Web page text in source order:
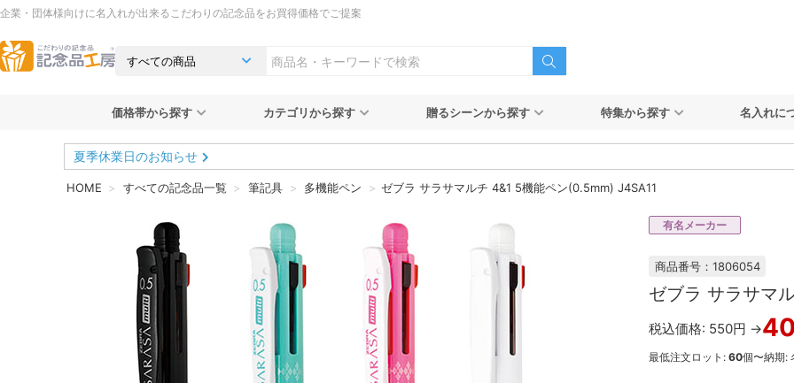
企業・団体様向けに名入れが出来るこだわりの記念品をお買得価格でご提案
価格帯から探す カテゴリから探す 贈るシーンから探す 特集から探す 名入れに
夏季休業日のお知らせ
HOME すべての記念品一覧 筆記具 多機能ペン ゼブラ サラサマルチ 4&1 5機能ペン(0.5mm) J4SA11
有名メーカー
商品番号：1806054
ゼブラ サラサマ
税込価格: 550円 →
最低注文ロット: 60個〜納期: